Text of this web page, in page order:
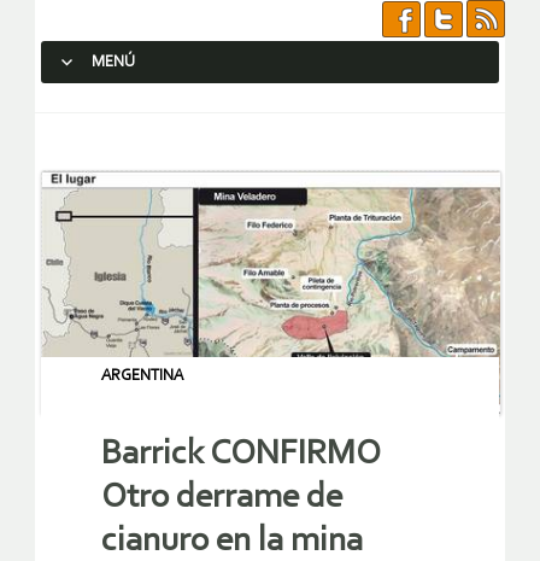
MENÚ
ARGENTINA
Barrick CONFIRMO
Otro derrame de
cianuro en la mina